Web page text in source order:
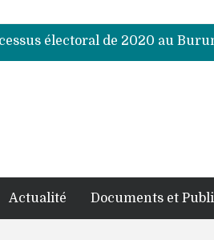
électoral de 2020 au
électoral de 2020 au
électoral de 2020 au
électoral de 2020 au
Actualité Documents et